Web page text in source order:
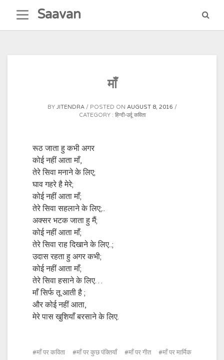
content
Saavan
माँ
BY JITENDRA POSTED ON AUGUST 8, 2016
CATEGORY : हिन्दी-उर्दू कविता
रूठ जाता हु कभी अगर
कोई नहीं आता माँ,
तेरे सिवा मनाने के लिए;
घाव गहरे है मेरे;
कोई नहीं आता माँ;
तेरे सिवा सहलाने के लिए;..
अक्सर भटक जाता हु मैं;
कोई नहीं आता माँ;
तेरे सिवा राह दिखाने के लिए..;
उदास रहता हु अगर कभी;
कोई नहीं आता माँ;
तेरे सिवा हसाने के लिए…
माँ सिर्फ तू आती है ;
और कोई नहीं आता,
मेरे पास खुशियाँ बरसाने के लिए.
माँ पर कविता माँ पर कुछ पंक्तियाँ माँ पर गीत
माँ पर मार्मिक